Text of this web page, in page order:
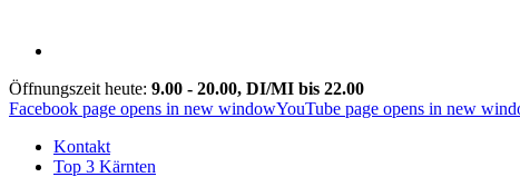
Öffnungszeit heute: 9.00 - 20.00, DI/MI bis 22.00
Facebook page opens in new windowYouTube page opens in new
Kontakt
Top 3 Kärnten